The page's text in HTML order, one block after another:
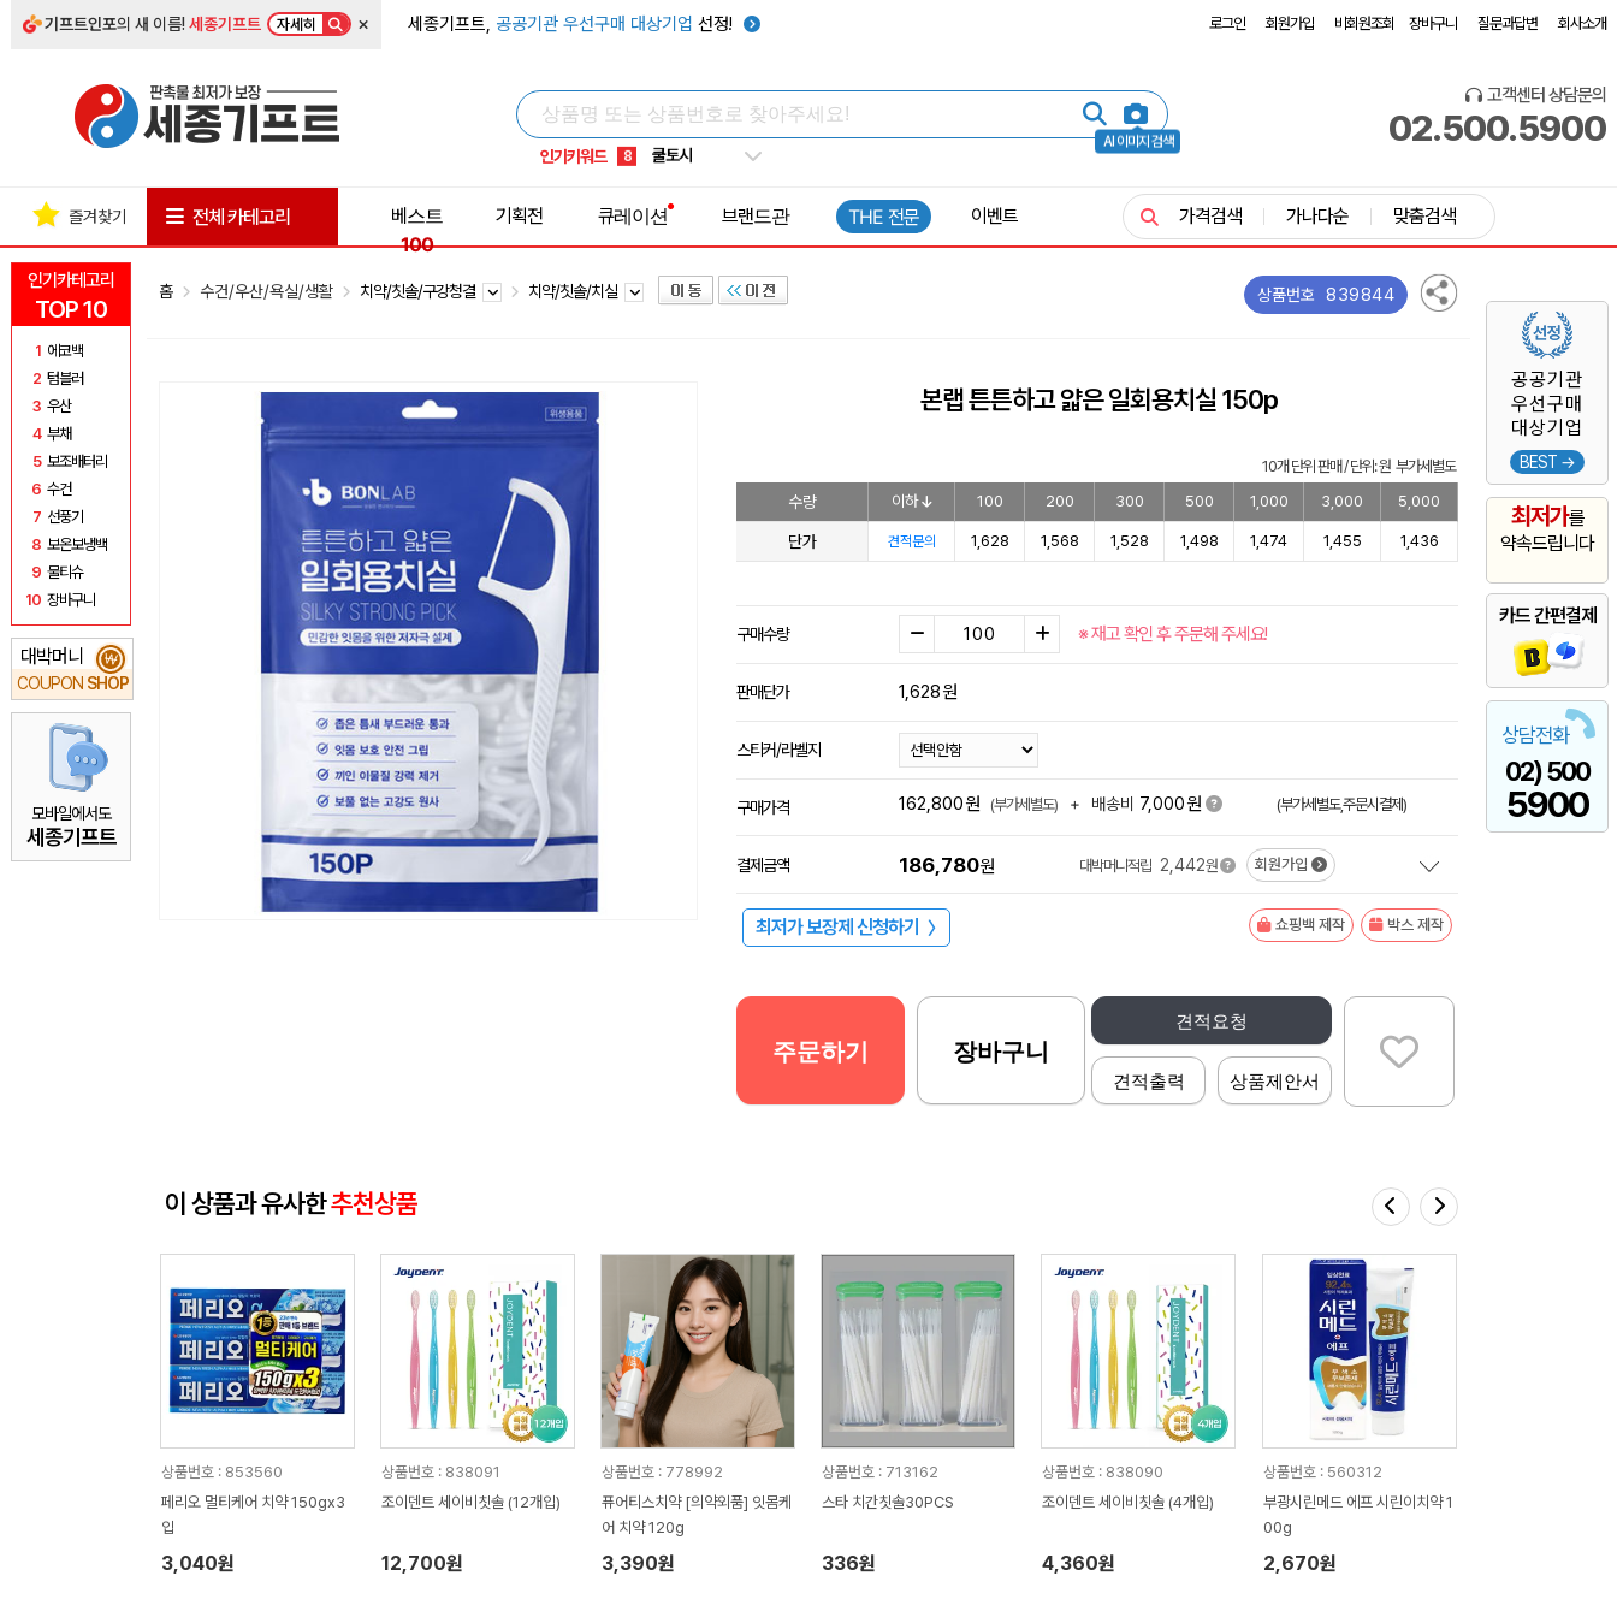
기프트인포의 새 이름!세종기프트 자세히 × 세종기프트, 공공기관 우선구매 대상기업 선정! 로그인 회원가입 비회원조회 장바구니 질문과답변 회사소개
AI 이미지 검색
인기키워드
5 키캡
8 쿨토시
9 넥쿨러
1 선풍기
고객센터 상담문의
02.500.5900
인기카테고리
TOP 10
1 에코백
2 텀블러
3 우산
4 부채
5 보조배터리
6 수건
7 선풍기
8 보온보냉백
9 물티슈
10 장바구니
대박머니
COUPON SHOP
₩
모바일에서도
세종기프트
공공기관
우선구매
대상기업
BEST →
최저가를
약속드립니다
카드 간편결제
상담전화
02) 500
5900
즐겨찾기 전체 카테고리
베스트
100
기획전 큐레이션 브랜드관 THE 전문 이벤트 가격검색 가나다순 맞춤검색
홈 수건/우산/욕실/생활 치약/칫솔/구강청결 치약/칫솔/치실 상품번호 839844
본랩 튼튼하고 얇은 일회용치실 150p
10개 단위 판매 / 단위: 원 부가세별도
수량 이하 100 200 300 500 1,000 3,000 5,000
단가 견적문의 1,628 1,568 1,528 1,498 1,474 1,455 1,436
구매수량 ※ 재고 확인 후 주문해 주세요!
판매단가 1,628원
스티커/라벨지
구매가격 162,800원 (부가세별도) + 배송비 7,000원 (부가세별도,주문시결제)
결제금액 186,780원 대박머니적립 2,442원 회원가입
최저가 보장제 신청하기 〉 쇼핑백 제작 박스 제작
견적요청
견적출력 상품제안서
주문하기 장바구니
이 상품과 유사한추천상품
상품번호 : 853560
페리오 멀티케어 치약 150gx3
입
3,040원
상품번호 : 838091
조이덴트 세이비칫솔 (12개입)
12,700원
상품번호 : 778992
퓨어티스치약 [의약외품] 잇몸케
어 치약 120g
3,390원
상품번호 : 713162
스타 치간칫솔30PCS
336원
상품번호 : 838090
조이덴트 세이비칫솔 (4개입)
4,360원
상품번호 : 560312
부광시린메드 에프 시린이치약 1
00g
2,670원